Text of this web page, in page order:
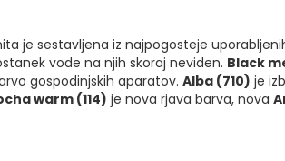
je sestavljena iz najpogosteje
vode na njih skoraj neviden. Black
gospodinjskih aparatov. Alba (710) je
warm (114) je nova rjava barva, nova